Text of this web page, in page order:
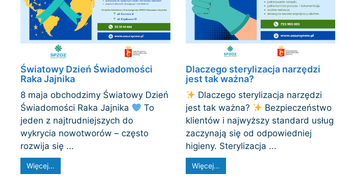
Światowy Dzień Świadomości
Raka Jajnika
8 maja obchodzimy Światowy Dzień
Świadomości Raka Jajnika
To
jeden z najtrudniejszych do
wykrycia nowotworów – często
rozwija się ...
Więcej…
Dlaczego sterylizacja narzędzi
jest tak ważna?
Dlaczego sterylizacja narzędzi
jest tak ważna?
Bezpieczeństwo
klientów i najwyższy standard usług
zaczynają się od odpowiedniej
higieny. Sterylizacja ...
Więcej…